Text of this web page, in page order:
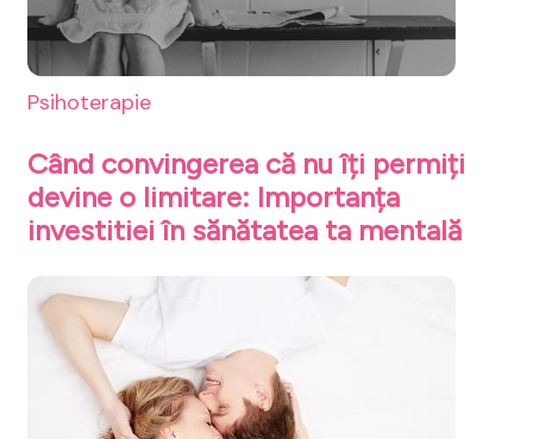
Psihoterapie
Când convingerea că nu îți permiți
devine o limitare: Importanța
investitiei în sănătatea ta mentală